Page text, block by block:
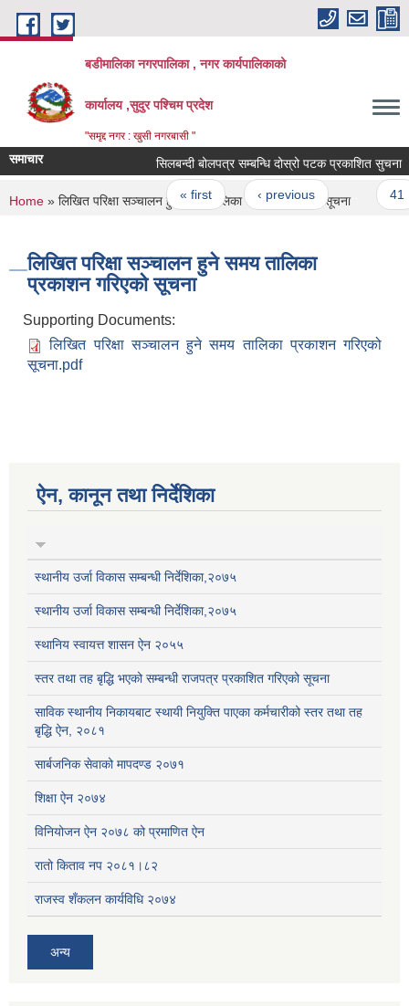
Skip to main content
बडीमालिका नगरपालिका , नगर कार्यपालिकाको
कार्यालय ,सुदुर पश्चिम प्रदेश
"समृद्द नगर : खुसी नगरबासी "
समाचार सिलबन्दी बोलपत्र सम्बन्धि दोस्रो पटक प्रकाशित सुचना
Pages
« first ‹ previous …
You are here
Home » लिखित परिक्षा सञ्चालन हुने समय तालिका प्रकाशन गरिएको सूचना
लिखित परिक्षा सञ्चालन हुने समय तालिका
प्रकाशन गरिएको सूचना
Supporting Documents:
लिखित परिक्षा सञ्चालन हुने समय तालिका प्रकाशन गरिएको
सूचना.pdf
ऐन, कानून तथा निर्देशिका
स्थानीय उर्जा विकास सम्बन्धी निर्देशिका,२०७५
स्थानीय उर्जा विकास सम्बन्धी निर्देशिका,२०७५
स्थानिय स्वायत्त शासन ऐन २०५५
स्तर तथा तह बृद्धि भएको सम्बन्धी राजपत्र प्रकाशित गरिएको सूचना
साविक स्थानीय निकायबाट स्थायी नियुक्ति पाएका कर्मचारीको स्तर तथा तह
बृद्धि ऐन, २०८१
सार्बजनिक सेवाको मापदण्ड २०७१
शिक्षा ऐन २०७४
विनियोजन ऐन २०७८ को प्रमाणित ऐन
रातो किताव नप २०८१।८२
राजस्व शँकलन कार्यविधि २०७४
अन्य